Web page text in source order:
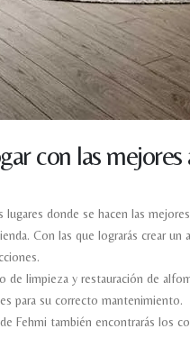
con las
donde se hacen las
Con las que lograrás crear
de limpieza y restauración de
para su correcto mantenimiento.
Fehmi también encontrarás los